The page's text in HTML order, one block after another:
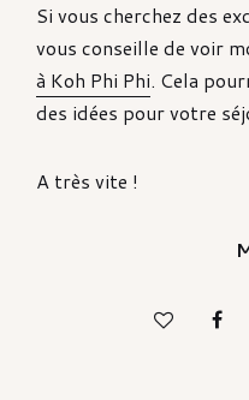
Si vous cherchez des
vous conseille de voir
à Koh Phi Phi. Cela
des idées pour votre
A très vite !